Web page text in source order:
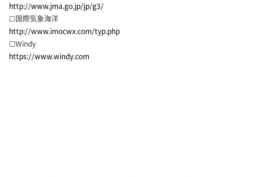
http://www.jma.go.jp/jp/g3/
☐国際気象海洋
http://www.imocwx.com/typ.php
☐Windy
https://www.windy.com